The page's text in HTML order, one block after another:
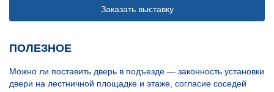
Заказать выставку
ПОЛЕЗНОЕ
Можно ли поставить дверь в подъезде — законность установки
двери на лестничной площадке и этаже, согласие соседей